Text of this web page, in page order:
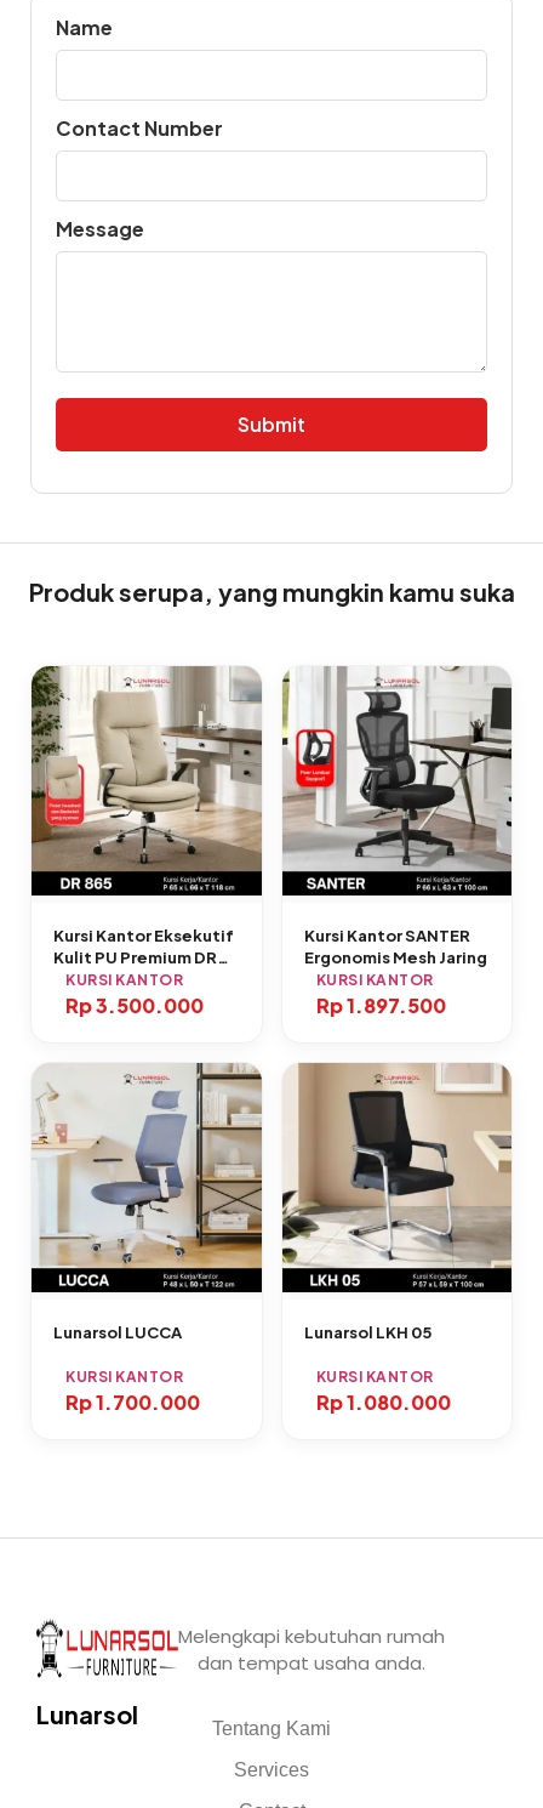
Name
Contact Number
Message
Produk serupa, yang mungkin kamu suka
Kursi Kantor Eksekutif
Kulit PU Premium DR
865
KURSI KANTOR
Rp3.500.000
Kursi Kantor SANTER
Ergonomis Mesh Jaring
KURSI KANTOR
Rp1.897.500
Lunarsol LUCCA
KURSI KANTOR
Rp1.700.000
Lunarsol LKH 05
KURSI KANTOR
Rp1.080.000
Melengkapi kebutuhan rumah
dan tempat usaha anda.
Lunarsol
Tentang Kami
Services